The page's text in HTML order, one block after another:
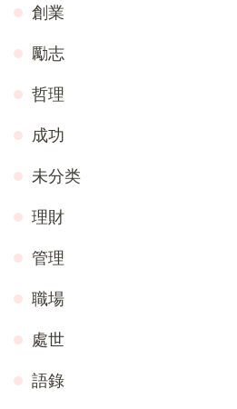
創業
勵志
哲理
成功
未分类
理財
管理
職場
處世
語錄